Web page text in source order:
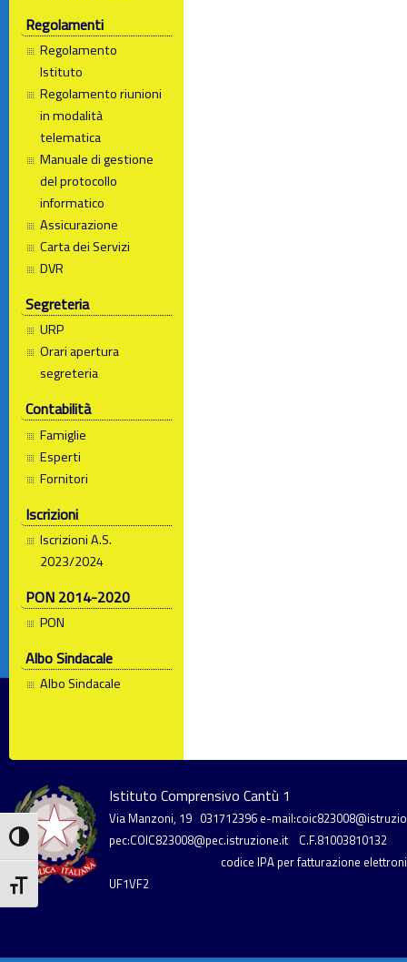
Attiva/disattiva alto contrasto
Attiva/disattiva dimensione testo
Regolamenti
Regolamento
Istituto
Regolamento riunioni
in modalità
telematica
Manuale di gestione
del protocollo
informatico
Assicurazione
Carta dei Servizi
DVR
Segreteria
URP
Orari apertura
segreteria
Contabilità
Famiglie
Esperti
Fornitori
Iscrizioni
Iscrizioni A.S.
2023/2024
PON 2014-2020
PON
Albo Sindacale
Albo Sindacale
Istituto Comprensivo Cantù 1
Via Manzoni, 19 031712396 e-
pec:COIC823008@pec.istruzione.it
C.F.81003810132
codice IPA per fatturazione
UF1VF2